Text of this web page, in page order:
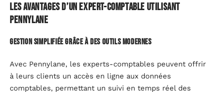
Les avantages d’un expert-comptable utilisant
pennylane
Gestion simplifiée grâce à des outils modernes
Avec Pennylane, les experts-comptables peuvent offrir
à leurs clients un accès en ligne aux données
comptables, permettant un suivi en temps réel des